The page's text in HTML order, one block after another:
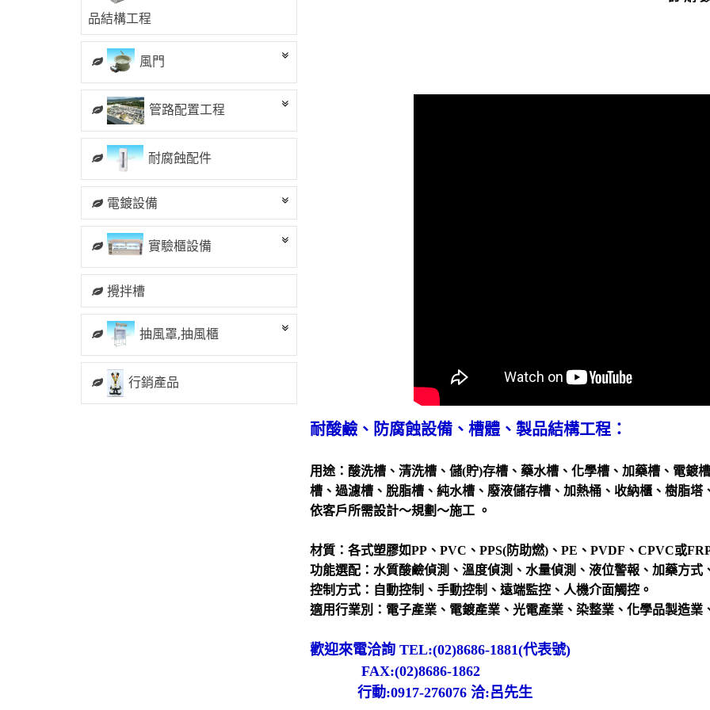
品結構工程
風門
管路配置工程
耐腐蝕配件
電鍍設備
實驗櫃設備
攪拌槽
抽風罩,抽風櫃
行銷產品
耐酸鹼、防腐蝕設備、槽體、製品結構工程：
用途： 酸洗槽、清洗槽、儲(貯)存槽、藥水槽、化學槽、加藥槽、電鍍
槽、過濾槽、脫脂槽、純水槽、廢液儲存槽、加熱桶、收納櫃、樹脂塔
依客戶所需設計～規劃～施工 。
材質：各式塑膠如PP、PVC、PPS(防助燃)、PE、PVDF、CPVC或FRP
功能選配：水質酸鹼偵測、溫度偵測、水量偵測、液位警報、加藥方式
控制方式：自動控制、手動控制、遠端監控、人機介面觸控。
適用行業別：電子產業、電鍍產業、光電產業、染整業、化學品製造業
歡迎來電洽詢 TEL:(02)8686-1881(代表號)
FAX:(02)8686-1862
行動:0917-276076 洽:呂先生